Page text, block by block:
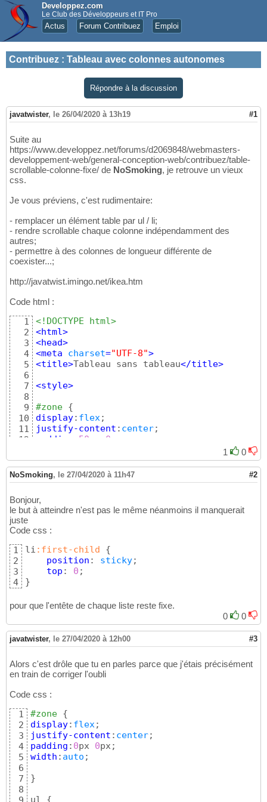
Developpez.com
Le Club des Développeurs et IT Pro
Actus Forum Contribuez Emploi
Contribuez : Tableau avec colonnes autonomes
Répondre à la discussion
javatwister, le 26/04/2020 à 13h19 #1
Suite au
https://www.developpez.net/forums/d2069848/webmasters-
developpement-web/general-conception-web/contribuez/table-
scrollable-colonne-fixe/ de NoSmoking, je retrouve un vieux
css.
Je vous préviens, c'est rudimentaire:
- remplacer un élément table par ul / li;
- rendre scrollable chaque colonne indépendamment des
autres;
- permettre à des colonnes de longueur différente de
coexister...;
http://javatwist.imingo.net/ikea.htm
Code html :
1
2
3
4
5
6
7
8
9
10
11
12
14
15
16
18
19
20
21
22
23
24
25
26
28
29
30
31
33
34
36
37
38
39
40
41
42
43
44
45
<!DOCTYPE html>
<html>
<head>
<meta charset="UTF-8">
<title>Tableau sans tableau</title>
<style>
#zone {
display: flex
justify-content : center
padding
50 0
}
border
height: 200
margin
padding :0
background-color:cyan
width : 120
overflow
li {
padding:0px 5
border-bottom:1px solid
}
li:first-child {
background-color
text-align
</style>
</head >
<body >
1 0
NoSmoking, le 27/04/2020 à 11h47 #2
Bonjour,
le but à atteindre n'est pas le même néanmoins il manquerait
juste
Code css :
1
2
3
4
li :first-child
{
position : sticky;
top : 0
}
pour que l'entête de chaque liste reste fixe.
0
0
javatwister, le 27/04/2020 à 12h00 #3
Alors c'est drôle que tu en parles parce que j'étais précisément
en train de corriger l'oubli
Code css :
1
2
3
4
5
6
7
8
#zone {
display: flex
justify-content : center
padding : 0px 0
width : auto ;
}
ul {